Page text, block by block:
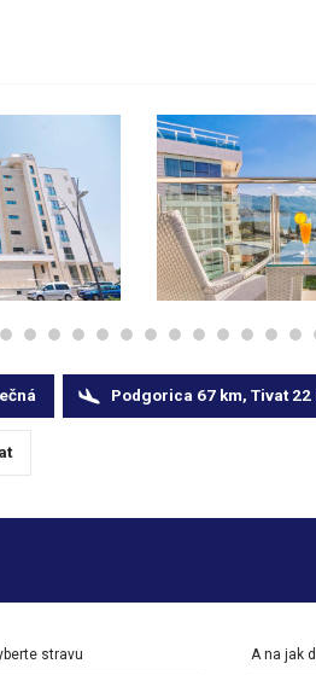
Podgorica 67 km, Tivat 22
stravu A na jak